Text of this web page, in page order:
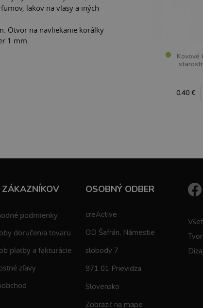
lakov na vlasy a iných
Otvor na navliekanie korálky
1 mm.
Kovové
0,40 €
ZÁKAZNÍKOV
podmienky
doručenia tovaru
platby a fakturácie
zľavy
OSOBNÝ ODBER
creActive
OD Šafrán, Námestie
slobody 7
971 01 Prievidza
Slovensko
Zobraziť na mape